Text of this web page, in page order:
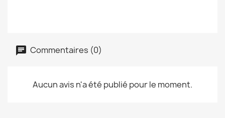
Commentaires (0)
Aucun avis n'a été publié pour le moment.